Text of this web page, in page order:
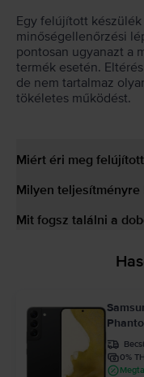
Egy felújított
minőségellenőrzési
pontosan ugyanazt a
termék esetén.
de nem tartalmaz
tökéletes működést.
Miért éri meg
Milyen teljesítményre
Mit fogsz találni a
0%